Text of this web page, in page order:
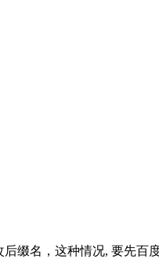
缀名，这种情况, 要先百